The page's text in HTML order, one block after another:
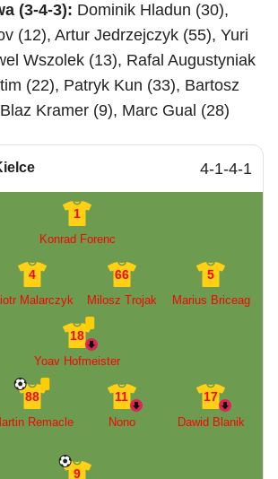
(3-4-3): Dominik Hladun (30),
(12), Artur Jedrzejczyk (55), Yuri
Wszolek (13), Rafal Augustyniak
(22), Patryk Kun (33), Bartosz
Kramer (9), Marc Gual (28)
4-1-4-1
1
Konrad Forenc
4
Malarczyk
66
Milosz Trojak
5
Marius Briceag
18
Yoav Hofmeister
88
Remacle
11
Nono
17
Dawid Blanik
9